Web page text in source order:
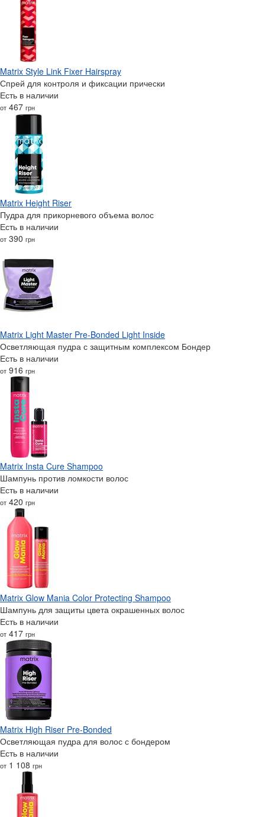
Matrix Style Link Fixer Hairspray
Спрей для контроля и фиксации прически
Есть в наличии
от 467 грн
Matrix Height Riser
Пудра для прикорневого объема волос
Есть в наличии
от 390 грн
Matrix Light Master Pre-Bonded Light Inside
Осветляющая пудра с защитным комплексом Бондер
Есть в наличии
от 916 грн
Matrix Insta Cure Shampoo
Шампунь против ломкости волос
Есть в наличии
от 420 грн
Matrix Glow Mania Color Protecting Shampoo
Шампунь для защиты цвета окрашенных волос
Есть в наличии
от 417 грн
Matrix High Riser Pre-Bonded
Осветляющая пудра для волос с бондером
Есть в наличии
от 1 108 грн